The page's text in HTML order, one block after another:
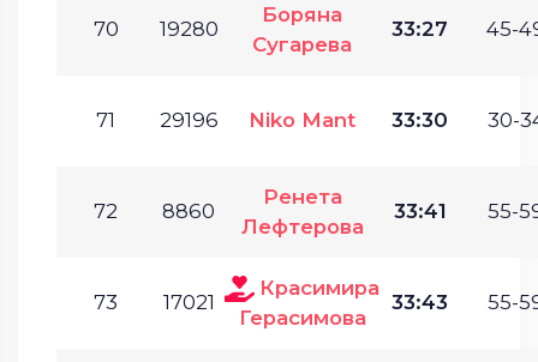
70 19280
Боряна
Сугарева
33:27 45-
71 29196 Niko Mant 33:30 30-
72 8860
Ренета
Лефтерова
33:41 55-
73 17021
Красимира
Герасимова
33:43 55-